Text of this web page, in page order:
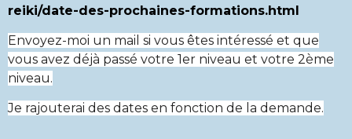
reiki/date-des-prochaines-formations.html
Envoyez-moi un mail si vous êtes intéressé et que
vous avez déjà passé votre 1er niveau et votre 2ème
niveau.
Je rajouterai des dates en fonction de la demande.